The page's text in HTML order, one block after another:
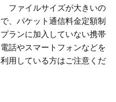
ファイルサイズが大きいの
で、パケット通信料金定額制
プランに加入していない携帯
電話やスマートフォンなどを
利用している方はご注意くだ